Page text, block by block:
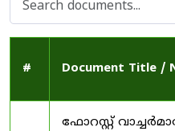
# Document Title /
ഫോറസ്റ്റ്